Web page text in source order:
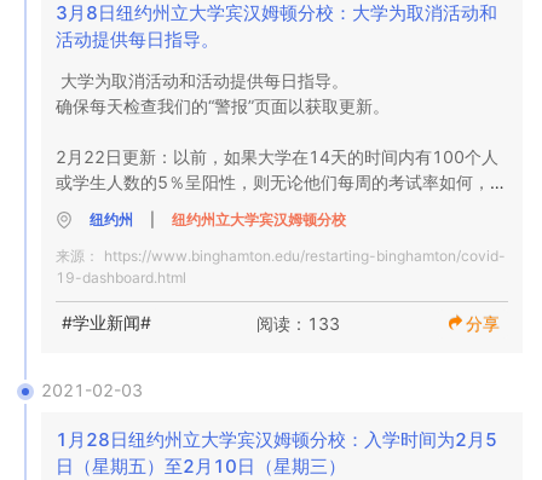
3月8日纽约州立大学宾汉姆顿分校：大学为取消活动和
活动提供每日指导。
大学为取消活动和活动提供每日指导。
确保每天检查我们的“警报”页面以获取更新。
2月22日更新：以前，如果大学在14天的时间内有100个人
或学生人数的5％呈阳性，则无论他们每周的考试率如何，都
必须暂停学习。从纽约州立大学（SUNY）的最新指南转变
为流行病学家和医疗专业人员偏爱的连续14天平均水平，而
不是最初的14天静态时间范围。
如果在14天的滚动期内达到5％的阈值，高校必须过渡到校
园活动受限的远程学习。如果在转向远程学习后两周，当地
继续要求远程学习或与纽约州卫生部协商后采取其他缓解措
堂选项必须只能移至外卖店。
纽约州
纽约州立大学宾汉姆顿分校
来源： https://www.binghamton.edu/restarting-binghamton/covid-
19-dashboard.html
#学业新闻# 阅读：133 分享
2021-02-03
1月28日纽约州立大学宾汉姆顿分校：入学时间为2月5
日（星期五）至2月10日（星期三）